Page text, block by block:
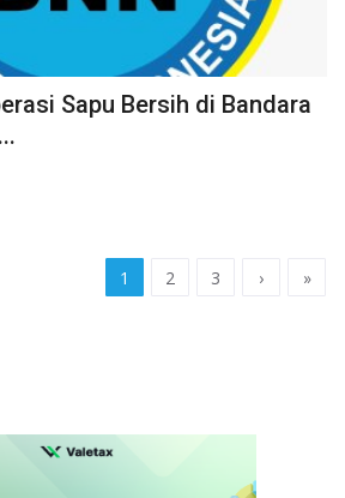
Sapu Bersih di Bandara
1 2 3 › »